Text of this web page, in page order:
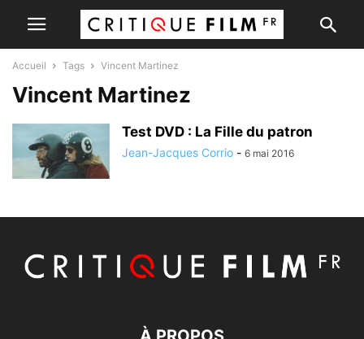
Accueil Tags Vincent Martinez
Vincent Martinez
Test DVD : La Fille du patron
Jean-Jacques Corrio - 6 mai 2016